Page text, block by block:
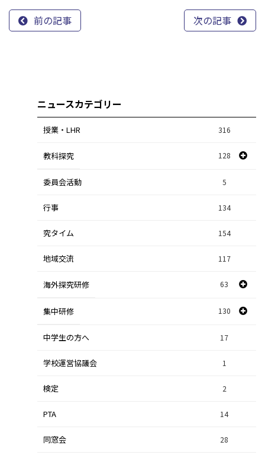
前の記事 次の記事
ニュースカテゴリー
授業・LHR 316
教科探究 128
スポーツ探究 1
課題研究 84
自然探究 2
数学探究 2
社会探究 23
人文探究 9
委員会活動 5
行事 134
究タイム 154
地域交流 117
海外探究研修 63
探究研修 28
集中研修 130
集中研修（スポーツ探究科） 36
集中研修（ビジネス探究科） 56
集中研修（総合探究科） 37
中学生の方へ 17
学校運営協議会 1
検定 2
PTA 14
同窓会 28